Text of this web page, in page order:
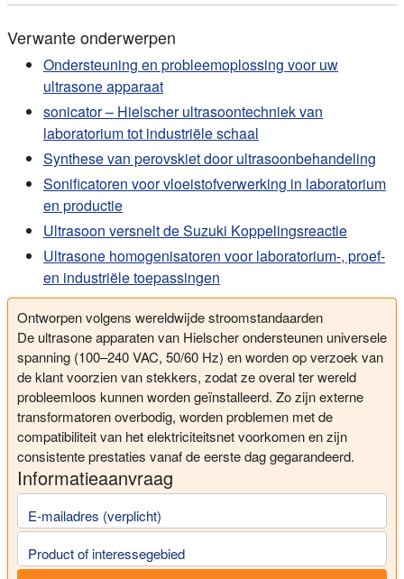
Verwante onderwerpen
Ondersteuning en probleemoplossing voor uw
ultrasone apparaat
sonicator – Hielscher ultrasoontechniek van
laboratorium tot industriële schaal
Synthese van perovskiet door ultrasoonbehandeling
Sonificatoren voor vloeistofverwerking in laboratorium
en productie
Ultrasoon versnelt de Suzuki Koppelingsreactie
Ultrasone homogenisatoren voor laboratorium-, proef-
en industriële toepassingen
Ontworpen volgens wereldwijde stroomstandaarden
De ultrasone apparaten van Hielscher ondersteunen universele
spanning (100–240 VAC, 50/60 Hz) en worden op verzoek van
de klant voorzien van stekkers, zodat ze overal ter wereld
probleemloos kunnen worden geïnstalleerd. Zo zijn externe
transformatoren overbodig, worden problemen met de
compatibiliteit van het elektriciteitsnet voorkomen en zijn
consistente prestaties vanaf de eerste dag gegarandeerd.
Informatieaanvraag
E-mailadres (verplicht)
Product of interessegebied